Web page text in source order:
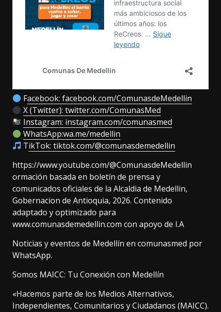
Facebook: facebook.com/ComunasdeMedellin
X (Twitter): twitter.com/ComunasMed
Instagram: instagram.com/comunasmed
WhatsApp:wa.me/medellin
TikTok: tiktok.com/@comunasdemedellin
https://www.youtube.com/@ComunasdeMedellin
ormación basada en boletín de prensa y
comunicados oficiales de la Alcaldia de Medellin,
Gobernacion de Antioquia, 2026. Contenido
adaptado y optimizado para
www.comunasdemedellin.com con apoyo de I.A
Noticias y eventos de Medellín en comunasmed por
WhatsApp.
Somos MAICC: Tu Conexión con Medellín
«Hacemos parte de los Medios Alternativos,
Independientes, Comunitarios y Ciudadanos (MAICC).